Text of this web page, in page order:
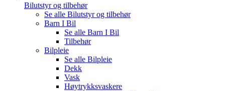
Bilutstyr og tilbehør
Se alle Bilutstyr og tilbehør
Barn I Bil
Se alle Barn I Bil
Tilbehør
Bilpleie
Se alle Bilpleie
Dekk
Vask
Høytrykksvaskere